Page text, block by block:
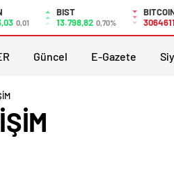
0,01
BIST
13.798,82 0,70%
3064611
Güncel E-Gazete